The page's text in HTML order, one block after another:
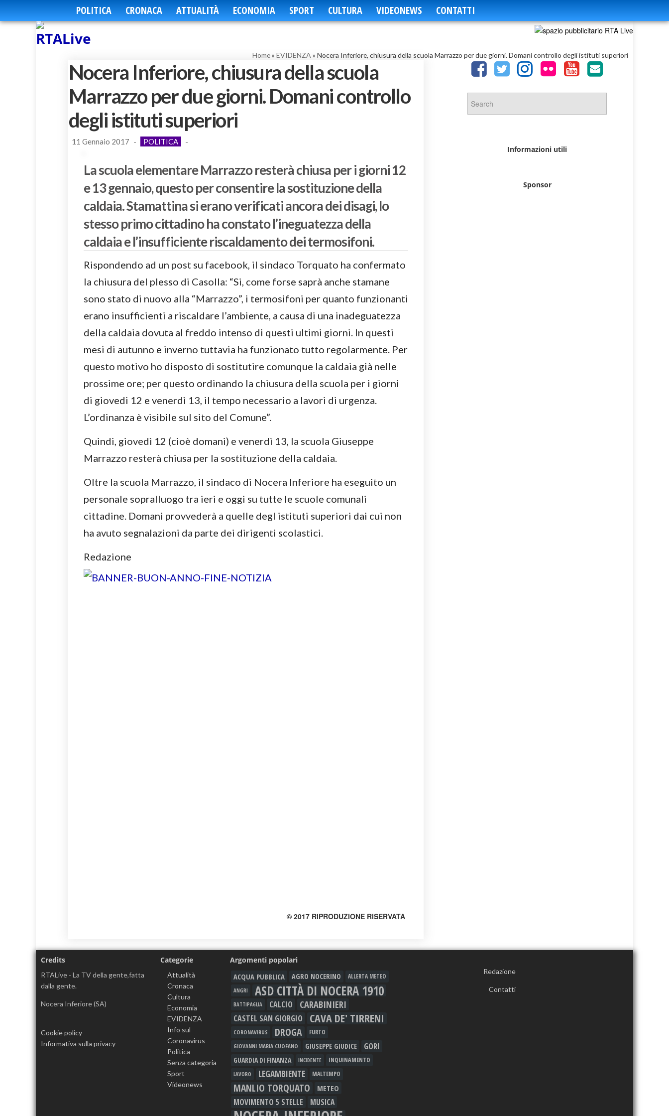
POLITICA CRONACA ATTUALITÀ ECONOMIA SPORT CULTURA VIDEONEWS CONTATTI
Home» EVIDENZA » Nocera Inferiore, chiusura della scuola Marrazzo per due giorni. Domani controllo degli istituti superiori
Nocera Inferiore, chiusura della scuola
Marrazzo per due giorni. Domani controllo
degli istituti superiori
11 Gennaio 2017 - POLITICA -
La scuola elementare Marrazzo resterà chiusa per i giorni 12
e 13 gennaio, questo per consentire la sostituzione della
caldaia. Stamattina si erano verificati ancora dei disagi, lo
stesso primo cittadino ha constato l’ineguatezza della
caldaia e l’insufficiente riscaldamento dei termosifoni.
Rispondendo ad un post su facebook, il sindaco Torquato ha confermato
la chiusura del plesso di Casolla: “Si, come forse saprà anche stamane
sono stato di nuovo alla “Marrazzo”, i termosifoni per quanto funzionanti
erano insufficienti a riscaldare l’ambiente, a causa di una inadeguatezza
della caldaia dovuta al freddo intenso di questi ultimi giorni. In questi
mesi di autunno e inverno tuttavia ha funzionato tutto regolarmente. Per
questo motivo ho disposto di sostitutire comunque la caldaia già nelle
prossime ore; per questo ordinando la chiusura della scuola per i giorni
di giovedi 12 e venerdì 13, il tempo necessario a lavori di urgenza.
L’ordinanza è visibile sul sito del Comune”.
Quindi, giovedì 12 (cioè domani) e venerdì 13, la scuola Giuseppe
Marrazzo resterà chiusa per la sostituzione della caldaia.
Oltre la scuola Marrazzo, il sindaco di Nocera Inferiore ha eseguito un
personale sopralluogo tra ieri e oggi su tutte le scuole comunali
cittadine. Domani provvederà a quelle degl istituti superiori dai cui non
ha avuto segnalazioni da parte dei dirigenti scolastici.
Redazione
© 2017 RIPRODUZIONE RISERVATA
Informazioni utili
Sponsor
Credits
RTALive - La TV della gente,fatta
dalla gente.
Nocera Inferiore (SA)
Cookie policy
Informativa sulla privacy
Categorie
Attualità
Cronaca
Cultura
Economia
EVIDENZA
Info sul
Coronavirus
Politica
Senza categoria
Sport
Videonews
Argomenti popolari
ACQUA PUBBLICA AGRO NOCERINO
ALLERTA METEO
ANGRI
ASD CITTÀ DI NOCERA 1910
BATTIPAGLIA CALCIO CARABINIERI
CASTEL SAN GIORGIO CAVA DE' TIRRENI
CORONAVIRUS DROGA FURTO
GIOVANNI MARIA CUOFANO GIUSEPPE GIUDICE GORI
GUARDIA DI FINANZA INCIDENTE INQUINAMENTO
LAVORO LEGAMBIENTE MALTEMPO
MANLIO TORQUATO METEO
MOVIMENTO 5 STELLE MUSICA
Redazione
Contatti